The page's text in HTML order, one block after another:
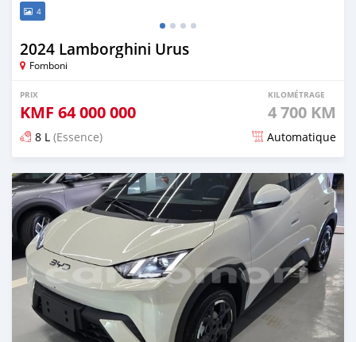
4
2024 Lamborghini Urus
Fomboni
PRIX
KMF 64 000 000
KILOMÉTRAGE
4 700 KM
8 L (Essence) Automatique
Publié il y a 5 mois